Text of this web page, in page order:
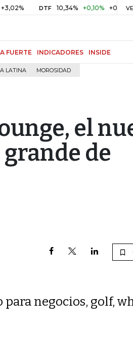
DTF 10,34% +0,10% +0,98% UVR $
FUERTE INDICADORES INSIDE
LATINA MOROSIDAD
el
de
para negocios, golf,